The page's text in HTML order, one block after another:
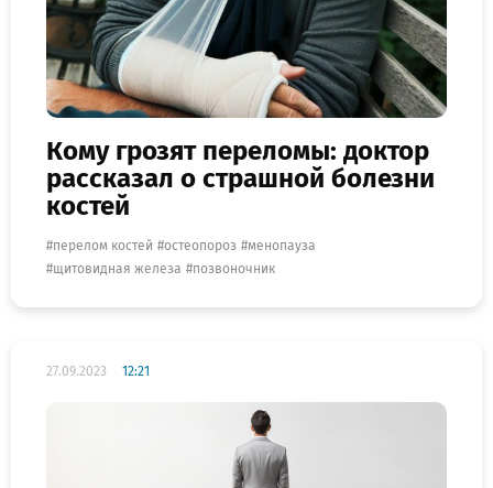
Кому грозят переломы: доктор
рассказал о страшной болезни
костей
перелом костей остеопороз
менопауза
щитовидная железа
позвоночник
27.09.2023 12:21